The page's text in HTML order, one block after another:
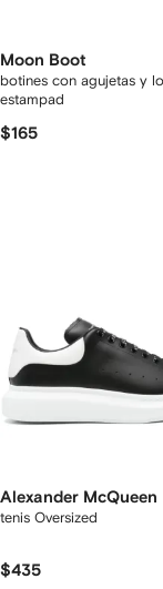
Moon Boot
botines con agujetas y
estampad
$165
Alexander McQueen
tenis Oversized
$435